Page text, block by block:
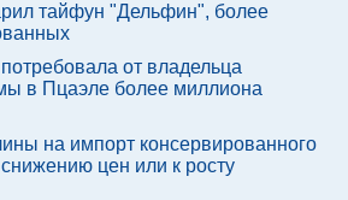
тайфун "Дельфин", более
от владельца
в Пцаэле более миллиона
на импорт консервированного
цен или к росту